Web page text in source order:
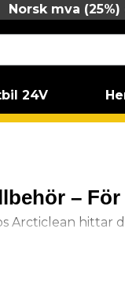
Norsk mva
24V
–
Arcticlean